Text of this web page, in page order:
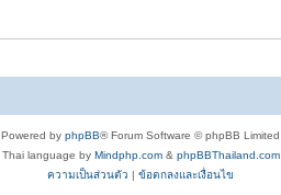
Powered by phpBB® Forum Software © phpBB Limited
Thai language by Mindphp.com& phpBBThailand.com
ความเป็นส่วนตัว | ข้อตกลงและเงื่อนไข